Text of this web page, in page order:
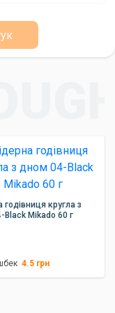
годівниця кругла з
Black Mikado 60 г
4.5 грн